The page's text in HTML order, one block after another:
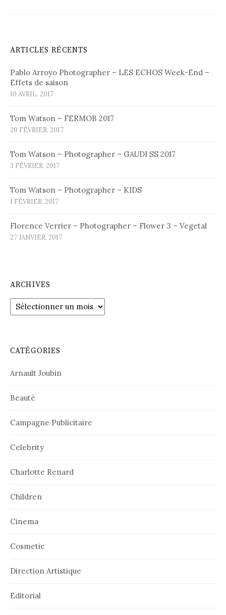
ARTICLES RÉCENTS
Pablo Arroyo Photographer – LES ECHOS Week-End –
Effets de saison
10 AVRIL. 2017
Tom Watson – FERMOB 2017
20 FÉVRIER. 2017
Tom Watson – Photographer – GAUDI SS 2017
3 FÉVRIER. 2017
Tom Watson – Photographer – KIDS
1 FÉVRIER. 2017
Florence Verrier – Photographer – Flower 3 – Vegetal
27 JANVIER. 2017
ARCHIVES
Archives
CATÉGORIES
Arnault Joubin
Beauté
Campagne Publicitaire
Celebrity
Charlotte Renard
Children
Cinema
Cosmetic
Direction Artistique
Editorial